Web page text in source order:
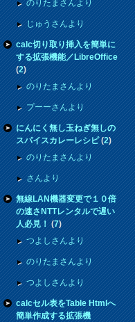
のりたまさんより
じゅうさんより
calc切り取り挿入を簡単に
する拡張機能／LibreOffice
(2)
のりたまさんより
プーーさんより
にんにく無し玉ねぎ無しの
スパイスカレーレシピ(2)
のりたまさんより
さんより
無線LAN機器変更で１０倍
の速さNTTレンタルで遅い
人必見！(7)
つよしさんより
のりたまさんより
つよしさんより
calcセル表をTable Htmlへ
簡単作成する拡張機